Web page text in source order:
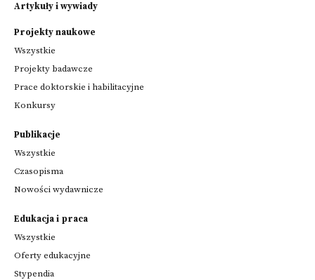
Artykuły i wywiady
Projekty naukowe
Wszystkie
Projekty badawcze
Prace doktorskie i habilitacyjne
Konkursy
Publikacje
Wszystkie
Czasopisma
Nowości wydawnicze
Edukacja i praca
Wszystkie
Oferty edukacyjne
Stypendia